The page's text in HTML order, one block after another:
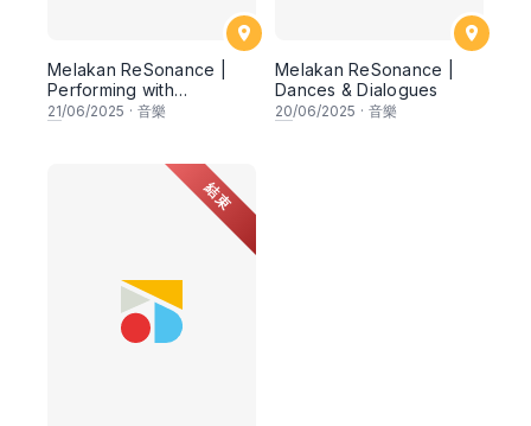
Melakan ReSonance |
Performing with
Confidence: General
21/06/2025 · 音樂
Melakan ReSonance |
Dances & Dialogues
20/06/2025 · 音樂
結束